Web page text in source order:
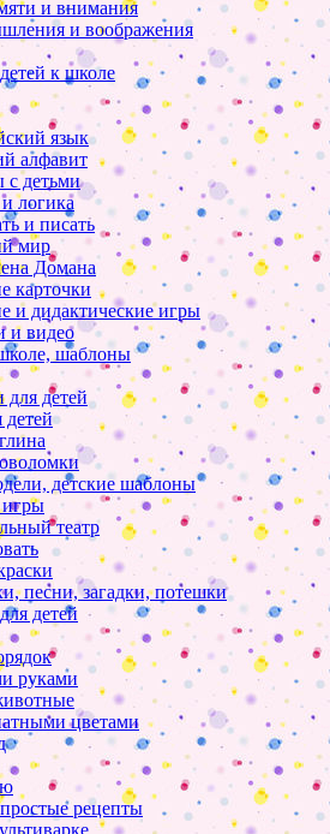
и внимания
и воображения
к школе
язык
алфавит
детьми
логика
и писать
мир
Домана
карточки
и дидактические игры
и видео
шаблоны
детей
детские шаблоны
игры
театр
песни, загадки, потешки
детей
руками
цветами
рецепты